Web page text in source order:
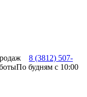
8 (3812) 507-
По будням с 10:00